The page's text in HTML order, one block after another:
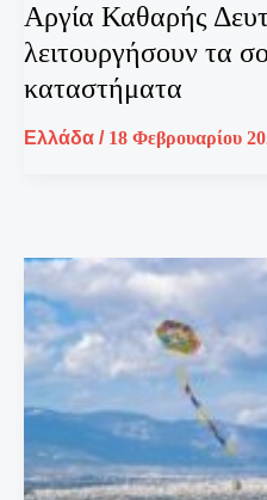
Αργία Καθαρής
λειτουργήσουν τα
καταστήματα
Ελλάδα / 18 Φεβρουαρίου